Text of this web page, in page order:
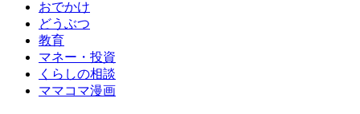
おでかけ
どうぶつ
教育
マネー・投資
くらしの相談
ママコマ漫画